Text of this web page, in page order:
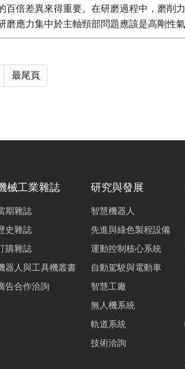
百倍差異來得重要。在研磨過程中，磨削
磨應力集中於主軸頸部問題應該是高剛性
最尾頁
械工業雜誌
期雜誌
史雜誌
購雜誌
器人與工具機叢書
告合作洽詢
研究與發展
智慧機器人
先進與綠色製程設備
運動控制核心系統
自動駕駛與電動車
智慧工廠
無人機系統
軌道系統
技術洽詢